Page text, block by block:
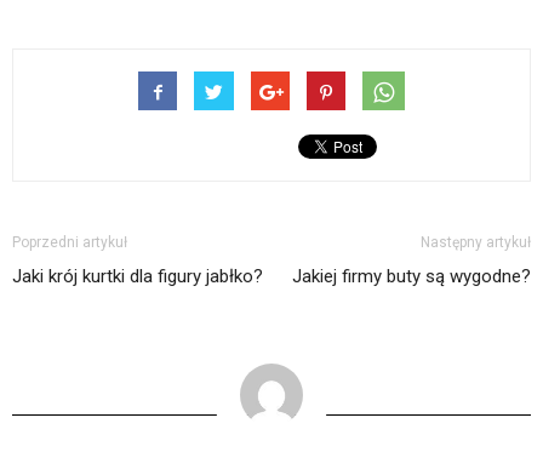
Poprzedni artykuł
Jaki krój kurtki dla figury jabłko?
Następny artykuł
Jakiej firmy buty są wygodne?